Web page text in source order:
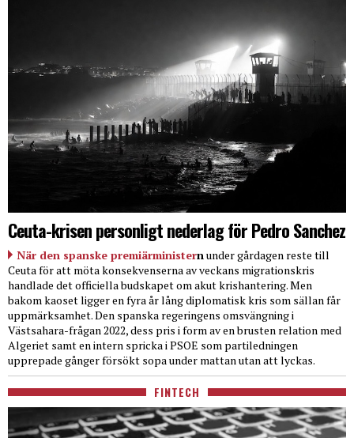
Ceuta-krisen personligt nederlag för Pedro Sanchez
När den spanske premiärministern under gårdagen reste till
Ceuta för att möta konsekvenserna av veckans migrationskris
handlade det officiella budskapet om akut krishantering. Men
bakom kaoset ligger en fyra år lång diplomatisk kris som sällan får
uppmärksamhet. Den spanska regeringens omsvängning i
Västsahara-frågan 2022, dess pris i form av en brusten relation med
Algeriet samt en intern spricka i PSOE som partiledningen
upprepade gånger försökt sopa under mattan utan att lyckas.
FINTECH